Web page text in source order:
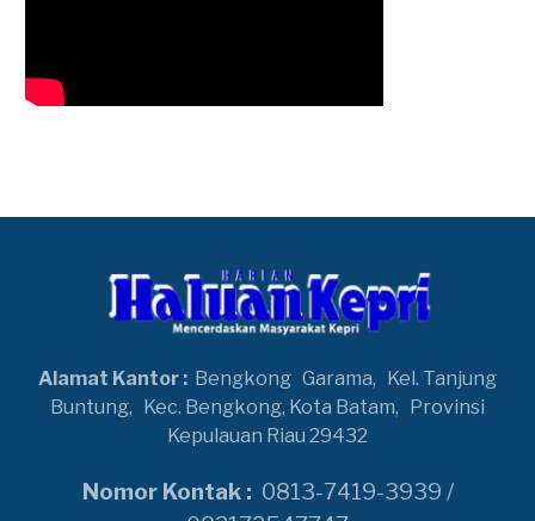
Alamat Kantor : Bengkong Garama, Kel. Tanjung
Buntung, Kec. Bengkong, Kota Batam, Provinsi
Kepulauan Riau 29432
Nomor Kontak : 0813-7419-3939 /